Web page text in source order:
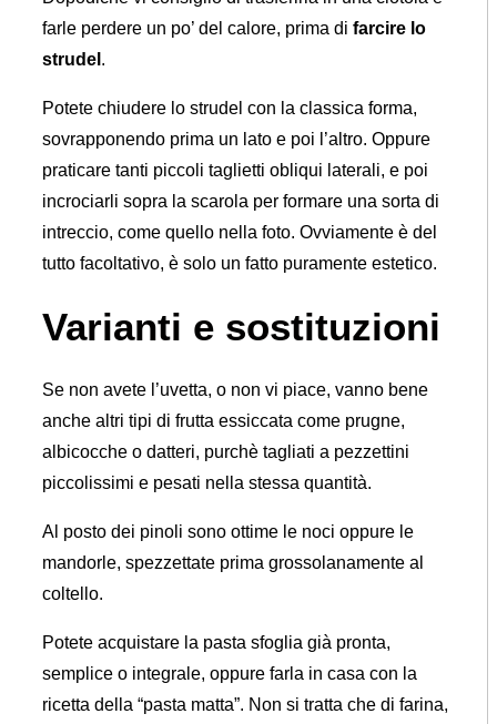
farle perdere un po’ del calore, prima difarcire lo
strudel .
Potete chiudere lo strudel con la classica forma,
sovrapponendo prima un lato e poi l’altro. Oppure
praticare tanti piccoli taglietti obliqui laterali, e poi
incrociarli sopra la scarola per formare una sorta di
intreccio, come quello nella foto. Ovviamente è del
tutto facoltativo, è solo un fatto puramente estetico.
Varianti e sostituzioni
Se non avete l’uvetta, o non vi piace, vanno bene
anche altri tipi di frutta essiccata come prugne,
albicocche o datteri, purchè tagliati a pezzettini
piccolissimi e pesati nella stessa quantità.
Al posto dei pinoli sono ottime le noci oppure le
mandorle, spezzettate prima grossolanamente al
coltello.
Potete acquistare la pasta sfoglia già pronta,
semplice o integrale, oppure farla in casa con la
ricetta della “pasta matta”. Non si tratta che di farina,